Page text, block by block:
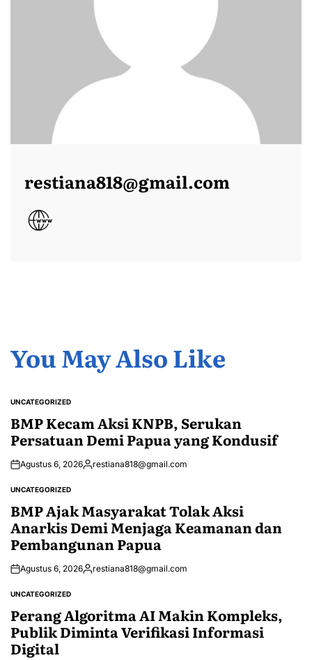
restiana818@gmail.com
You May Also Like
POSTED
UNCATEGORIZED
BMP Kecam Aksi KNPB, Serukan
Persatuan Demi Papua yang Kondusif
Agustus 6, 2026Posted
restiana818@gmail.com
POSTED
UNCATEGORIZED
BMP Ajak Masyarakat Tolak Aksi
Anarkis Demi Menjaga Keamanan dan
Pembangunan Papua
Agustus 6, 2026Posted
restiana818@gmail.com
POSTED
UNCATEGORIZED
Perang Algoritma AI Makin Kompleks,
Publik Diminta Verifikasi Informasi
Digital